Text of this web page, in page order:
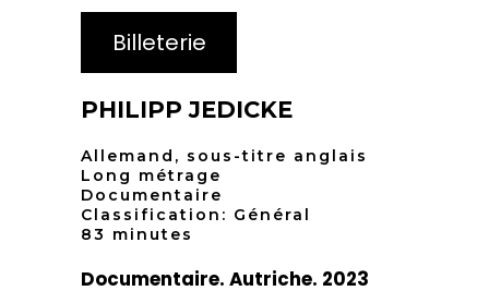
Billeterie
PHILIPP JEDICKE
Allemand, sous-titre anglais
Long métrage
Documentaire
Classification: Général
83 minutes
Documentaire. Autriche. 2023